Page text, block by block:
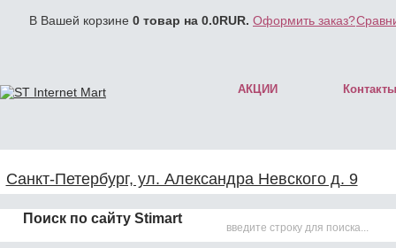
В Вашей корзине 0 товар на 0.0RUR. Оформить заказ?
АКЦИИ Контакты
Санкт-Петербург, ул. Александра Невского д. 9
Поиск по сайту Stimart